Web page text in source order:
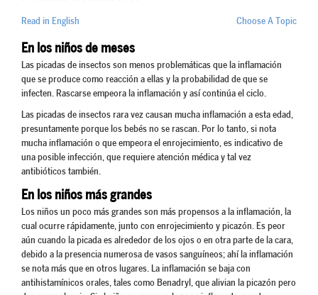
Read in English Choose A Topic
En los niños de meses
Las picadas de insectos son menos problemáticas que la inflamación
que se produce como reacción a ellas y la probabilidad de que se
infecten. Rascarse empeora la inflamación y así continúa el ciclo.
Las picadas de insectos rara vez causan mucha inflamación a esta edad,
presuntamente porque los bebés no se rascan. Por lo tanto, si nota
mucha inflamación o que empeora el enrojecimiento, es indicativo de
una posible infección, que requiere atención médica y tal vez
antibióticos también.
En los niños más grandes
Los niños un poco más grandes son más propensos a la inflamación, la
cual ocurre rápidamente, junto con enrojecimiento y picazón. Es peor
aún cuando la picada es alrededor de los ojos o en otra parte de la cara,
debido a la presencia numerosa de vasos sanguíneos; ahí la inflamación
se nota más que en otros lugares. La inflamación se baja con
antihistamínicos orales, tales como Benadryl, que alivian la picazón pero